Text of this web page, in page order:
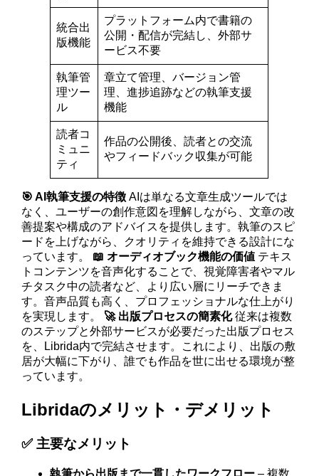
統合出
版機能
プラットフォーム内で書籍の
公開・配信が完結し、外部サ
ービス不要
執筆管
理ツー
ル
章立て管理、バージョン管
理、進捗追跡などの執筆支援
機能
読者コ
ミュニ
ティ
作品の公開後、読者との交流
やフィードバック収集が可能
🎯 AI執筆支援の特徴 AIは単なる文章生成ツールでは
なく、ユーザーの創作意図を理解しながら、文章の改
善提案や構成のアドバイスを提供します。執筆のスピ
ードを上げながら、クオリティを維持できる設計にな
っています。 📖 オーディオブック機能の価値 テキス
トコンテンツを音声化することで、視覚障害者やマル
チタスク中の読者など、より広い層にリーチできま
す。音声品質も高く、プロフェッショナルな仕上がり
を実現します。 🚀 出版プロセスの簡素化従来は複数
のステップと外部サービスが必要だった出版プロセス
を、Librida内で完結させます。これにより、出版の敷
居が大幅に下がり、誰でも作品を世に出せる環境が整
っています。
Libridaのメリット・デメリット
✅ 主要なメリット